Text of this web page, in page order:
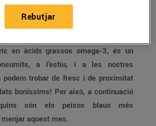
els millors mesos per menjar peix
en àcids grassos omega-3, és un
a l’estiu, i a les nostres
podem trobar de fresc i de proximitat
boníssims! Per això, a continuació
quins són els peixos blaus més
aquest mes.
Rebutjar